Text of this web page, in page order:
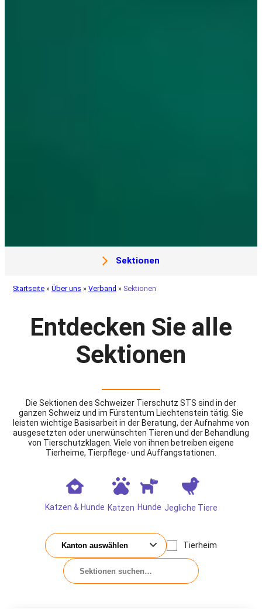
Sektionen
Startseite » Über uns » Verband » Sektionen
Entdecken Sie alle
Sektionen
Die Sektionen des Schweizer Tierschutz STS sind in der
ganzen Schweiz und im Fürstentum Liechtenstein tätig. Sie
leisten wichtige Basisarbeit in der Beratung, der Aufnahme von
ausgesetzten oder unerwünschten Tieren und der Behandlung
von Tierschutzklagen. Viele von ihnen betreiben eigene
Tierheime, Tierpflege- und Auffangstationen.
Katzen & Hunde Katzen Hunde Jegliche Tiere
Tierheim